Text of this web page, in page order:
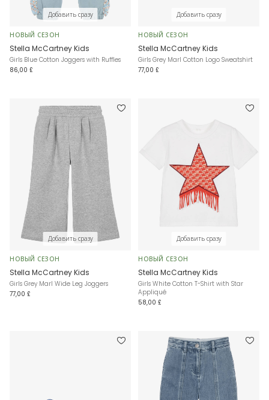
Добавить сразу
НОВЫЙ СЕЗОН
Stella McCartney Kids
Girls Blue Cotton Joggers with Ruffles
86,00 £
Добавить сразу
НОВЫЙ СЕЗОН
Stella McCartney Kids
Girls Grey Marl Cotton Logo Sweatshirt
77,00 £
Добавить сразу
НОВЫЙ СЕЗОН
Stella McCartney Kids
Girls Grey Marl Wide Leg Joggers
77,00 £
Добавить сразу
НОВЫЙ СЕЗОН
Stella McCartney Kids
Girls White Cotton T-Shirt with Star
Appliqué
58,00 £